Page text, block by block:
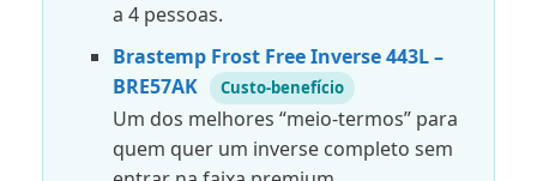
a 4 pessoas.
Brastemp Frost Free Inverse 443L –
BRE57AK
Custo-benefício
Um dos melhores “meio-termos” para
quem quer um inverse completo sem